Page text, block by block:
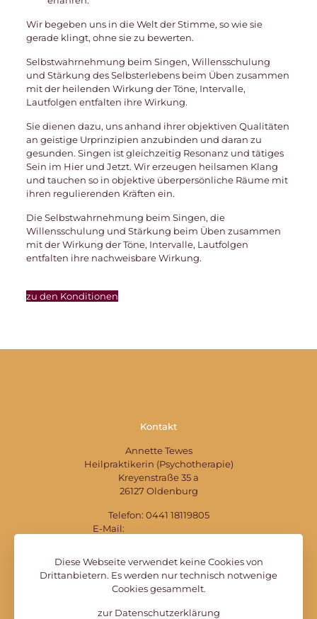
Wir begeben uns in die Welt der Stimme, so wie sie
gerade klingt, ohne sie zu bewerten.
Selbstwahrnehmung beim Singen, Willensschulung
und Stärkung des Selbsterlebens beim Üben zusammen
mit der heilenden Wirkung der Töne, Intervalle,
Lautfolgen entfalten ihre Wirkung.
Sie dienen dazu, uns anhand ihrer objektiven Qualitäten
an geistige Urprinzipien anzubinden und daran zu
gesunden. Singen ist gleichzeitig Resonanz und tätiges
Sein im Hier und Jetzt. Wir erzeugen heilsamen Klang
und tauchen so in objektive überpersönliche Räume mit
ihren regulierenden Kräften ein.
Die Selbstwahrnehmung beim Singen, die
Willensschulung und Stärkung beim Üben zusammen
mit der Wirkung der Töne, Intervalle, Lautfolgen
entfalten ihre nachweisbare Wirkung.
zu den Konditionen
Kontakt
Annette Tewes
Heilpraktikerin (Psychotherapie)
Kreyenstraße 35 a
26127 Oldenburg
Telefon: 0441 18119805
E-Mail:
Diese Webseite verwendet keine Cookies von
Drittanbietern. Es werden nur technisch notwenige
Cookies gesammelt.
zur Datenschutzerklärung